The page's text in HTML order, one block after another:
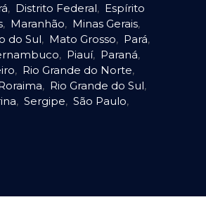
, Distrito Federal, Espírito
, Maranhão, Minas Gerais,
do Sul, Mato Grosso, Pará,
, Piauí, Paraná,
, Rio Grande do Norte,
, Rio Grande do Sul,
, Sergipe, São Paulo,